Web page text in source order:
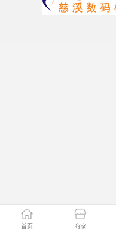
首页 商家